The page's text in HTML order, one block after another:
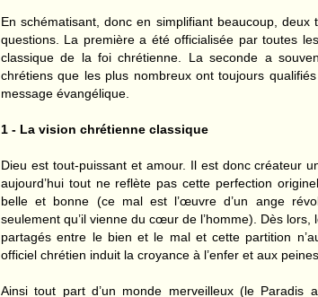
En schématisant, donc en simplifiant beaucoup,
questions. La première a été officialisée par toutes
classique de la foi chrétienne. La seconde a
chrétiens que les plus nombreux ont toujours
message évangélique.
1 - La vision chrétienne classique
Dieu est tout-puissant et amour. Il est donc créateur
aujourd’hui tout ne reflète pas cette perfection
belle et bonne (ce mal est l’œuvre d’un ange
seulement qu’il vienne du cœur de l’homme). Dès
partagés entre le bien et le mal et cette partition
officiel chrétien induit la croyance à l’enfer et aux
Ainsi tout part d’un monde merveilleux (le Paradis